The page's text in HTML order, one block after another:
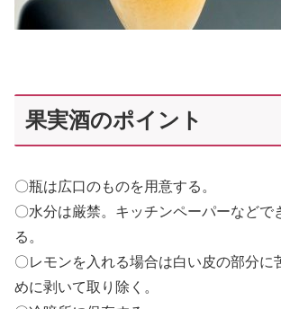
果実酒のポイント
〇瓶は広口のものを用意する。
〇水分は厳禁。キッチンペーパーなどで
る。
〇レモンを入れる場合は白い皮の部分に
めに剥いて取り除く。